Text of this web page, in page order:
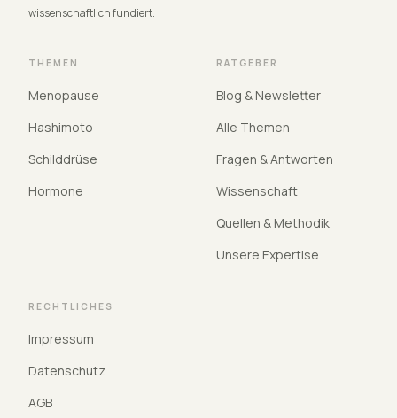
wissenschaftlich fundiert.
THEMEN
Menopause
Hashimoto
Schilddrüse
Hormone
RATGEBER
Blog & Newsletter
Alle Themen
Fragen & Antworten
Wissenschaft
Quellen & Methodik
Unsere Expertise
RECHTLICHES
Impressum
Datenschutz
AGB